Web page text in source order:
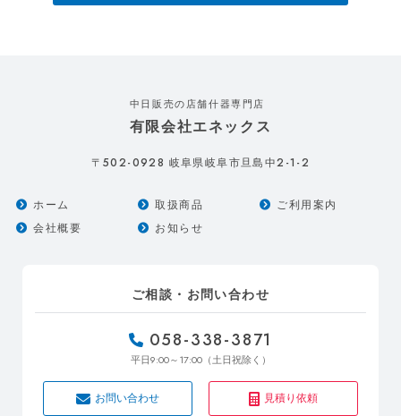
中日販売の店舗什器専門店
有限会社エネックス
〒502-0928 岐阜県岐阜市旦島中2-1-2
ホーム 取扱商品
ご利用案内
会社概要
お知らせ
ご相談・お問い合わせ
058-338-3871
平日9:00～17:00（土日祝除く）
お問い合わせ 見積り依頼